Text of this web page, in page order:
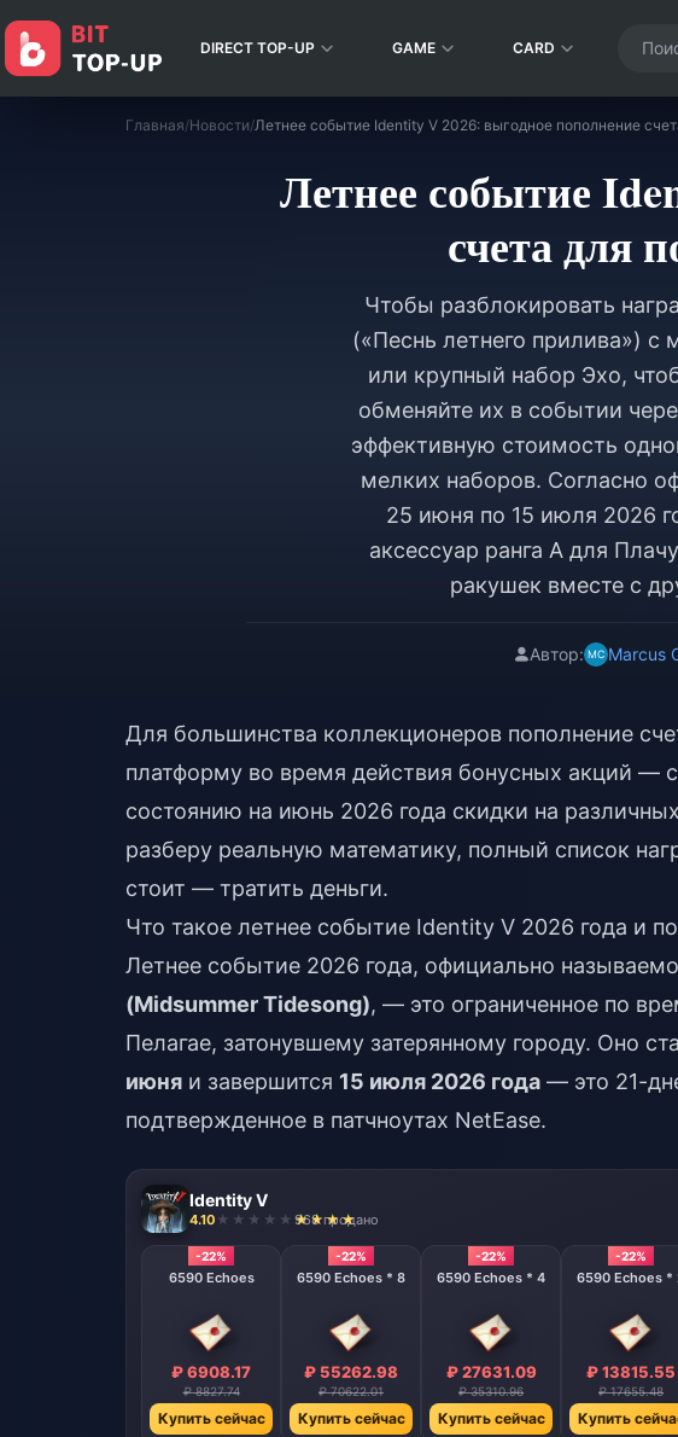
DIRECT TOP-UP GAME CARD
Главная/Новости/
Летнее событие
счета для
Чтобы разблокировать
(«Песнь летнего прилива»)
или крупный набор Эхо,
обменяйте их в событии
эффективную стоимость
мелких наборов. Согласно
25 июня по 15 июля 2026
аксессуар ранга А для
ракушек вместе с
Автор: Marcus
Для большинства коллекционеров пополнение
платформу во время действия бонусных акций
состоянию на июнь 2026 года скидки на
разберу реальную математику, полный список
стоит — тратить деньги.
Что такое летнее событие Identity V 2026 года и
Летнее событие 2026 года, официально
(Midsummer Tidesong), — это ограниченное по
Пелагае, затонувшему затерянному городу. Оно
июня и завершится 15 июля 2026 года — это 21-
подтвержденное в патчноутах NetEase.
Identity V
4.10 968 продано
-22%
6590 Echoes
₽ 6908.17
₽ 8827.74
Купить сейчас
-22%
6590 Echoes * 8
₽ 55262.98
₽ 70622.01
Купить сейчас
-22%
6590 Echoes * 4
₽ 27631.09
₽ 35310.96
Купить сейчас
-22%
6590 Echoes *
₽ 13815.55
₽ 17655.48
Купить